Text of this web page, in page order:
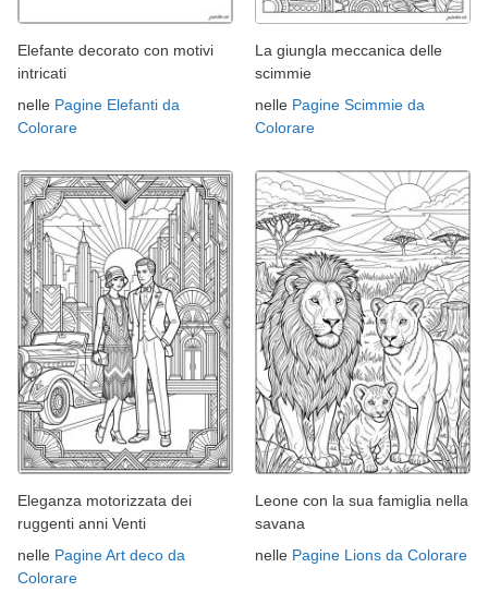
Elefante decorato con motivi
intricati
nelle Pagine Elefanti da
Colorare
La giungla meccanica delle
scimmie
nelle Pagine Scimmie da
Colorare
Eleganza motorizzata dei
ruggenti anni Venti
nelle Pagine Art deco da
Colorare
Leone con la sua famiglia nella
savana
nelle Pagine Lions da Colorare